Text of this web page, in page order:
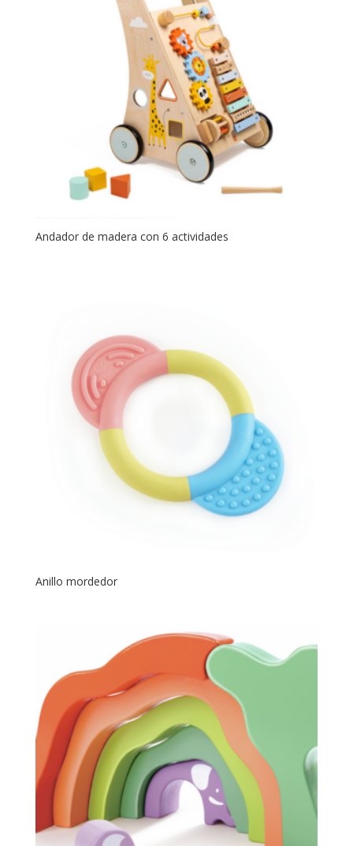
Andador de madera con 6 actividades
Anillo mordedor